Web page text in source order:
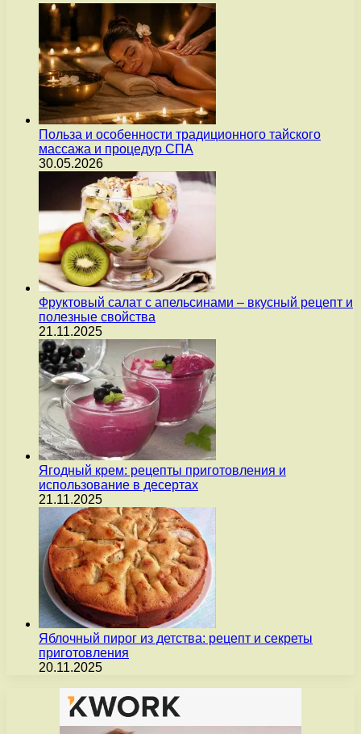
Польза и особенности традиционного тайского
массажа и процедур СПА
30.05.2026
Фруктовый салат с апельсинами – вкусный рецепт и
полезные свойства
21.11.2025
Ягодный крем: рецепты приготовления и
использование в десертах
21.11.2025
Яблочный пирог из детства: рецепт и секреты
приготовления
20.11.2025